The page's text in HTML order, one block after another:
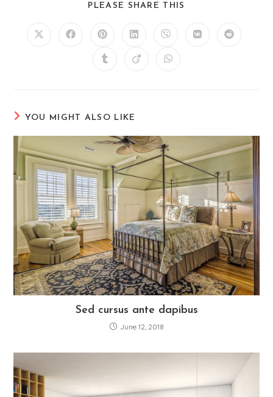
PLEASE SHARE THIS
YOU MIGHT ALSO LIKE
Sed cursus ante dapibus
June 12, 2018